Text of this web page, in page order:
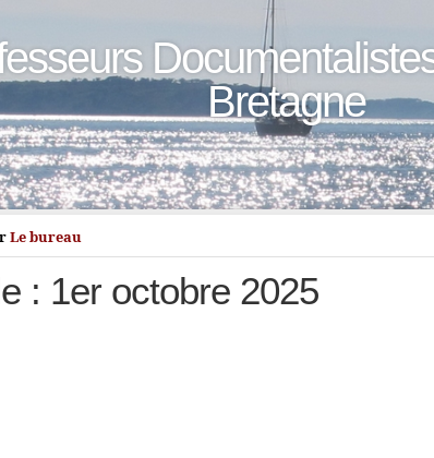
Bretagne
Le bureau
: 1er octobre 2025